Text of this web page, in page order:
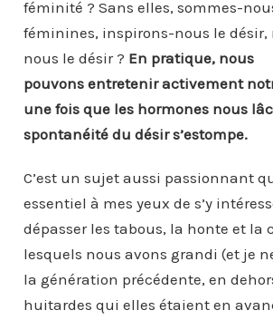
féminité ? Sans elles, sommes-
féminines, inspirons-nous le désir,
nous le désir ? En pratique, nous
pouvons entretenir activement
une fois que les hormones nous
spontanéité du désir s’estompe.
C’est un sujet aussi passionnant
essentiel à mes yeux de s’y
dépasser les tabous, la honte et la
lesquels nous avons grandi (et je
la génération précédente, en
huitardes qui elles étaient en